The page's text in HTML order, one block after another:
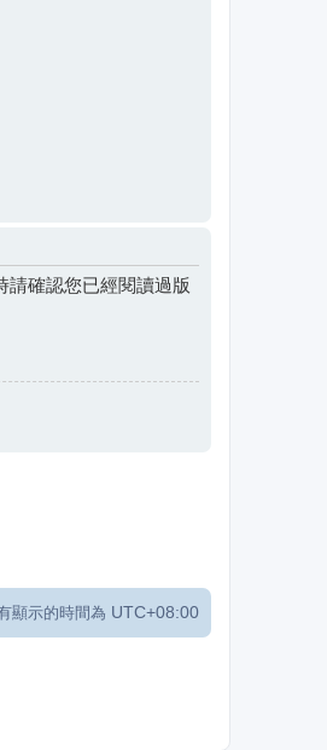
請確認您已經閱讀過版
顯示的時間為 UTC+08:00